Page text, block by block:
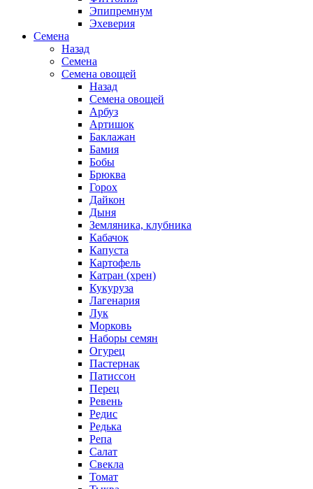
Эпипремнум
Эхеверия
Семена
Назад
Семена
Семена овощей
Назад
Семена овощей
Арбуз
Артишок
Баклажан
Бамия
Бобы
Брюква
Горох
Дайкон
Дыня
Земляника, клубника
Кабачок
Капуста
Картофель
Катран (хрен)
Кукуруза
Лагенария
Лук
Морковь
Наборы семян
Огурец
Пастернак
Патиссон
Перец
Ревень
Редис
Редька
Репа
Салат
Свекла
Томат